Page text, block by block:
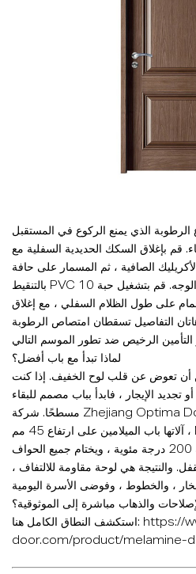
الرطوبة الذي يمنع الركوع في المستقبل
قم بإغلاق السكك الحديدية السفلية مع
الصافية ، ثم المسمار على حافة
بالتنقيط PVC 10 مم والتي تعرض 5 مم خارج الوجه. قم بتشغيل حبة
على طول الظلام السفلي ، مع إغلاق
التفاصيل تسقطان امتصاص الرطوبة
لماذا تبدأ مع باب أفضل؟
أن تعوض عن قلب لوح الخفيف. إذا كنت
تجديد الإيجار ، فابدأ بباب مصمم للبقاء
مسطحًا. شركة Zhejiang Optima Door Industry Co. ، Ltd.
آلاتها باب الميلامين
على ارتفاع 45 مم ، MDF متوازنة الرطوبة ، يرتبط
به مع لوحات الصحافة الألمانية 200 درجة مئوية ، ويختام جميع الحواف
والنتيجة هي لوحة مقاومة للالتفاف ،
والذهاب مباشرة إلى الموثوقية؟
استكشف النطاق الكامل هنا: https://www.mdf-
door.com/product/melamine-